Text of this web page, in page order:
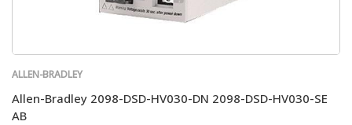
ALLEN-BRADLEY
Allen-Bradley 2098-DSD-HV030-DN 2098-DSD-HV030-SE
AB